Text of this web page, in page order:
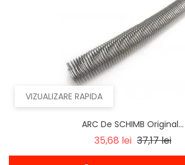
VIZUALIZARE RAPIDA
ARC De SCHIMB Original...
35,68 lei Regular
37,17 leiPret